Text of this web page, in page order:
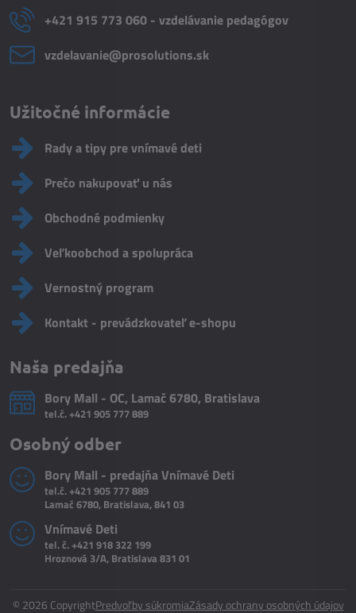
+421 915 773 060 - vzdelávanie pedagógov
vzdelavanie​@prosolutions​.sk
Užitočné informácie
Rady a tipy pre vnímavé deti
Prečo nakupovať u nás
Obchodné podmienky
Veľkoobchod a spolupráca
Vernostný program
Kontakt - prevádzkovateľ e-shopu
Naša predajňa
Bory Mall - OC, Lamač 6780, Bratislava
tel.č.+421 905 777 889
Osobný odber
Bory Mall - predajňa Vnímavé Deti
tel.č.+421 905 777 889
Lamač 6780, Bratislava, 841 03
Vnímavé Deti
tel. č.+421 918 322 199
Hroznová 3/A, Bratislava 831 01
© 2026 CopyrightPredvoľby súkromiaZásady ochrany osobných údajov